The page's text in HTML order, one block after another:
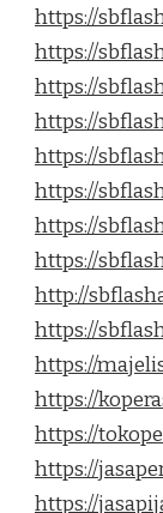
https://
https://
https://
https://
https://
https://
https://
https://
http://
https://
https://
https://
https://
https://
https://